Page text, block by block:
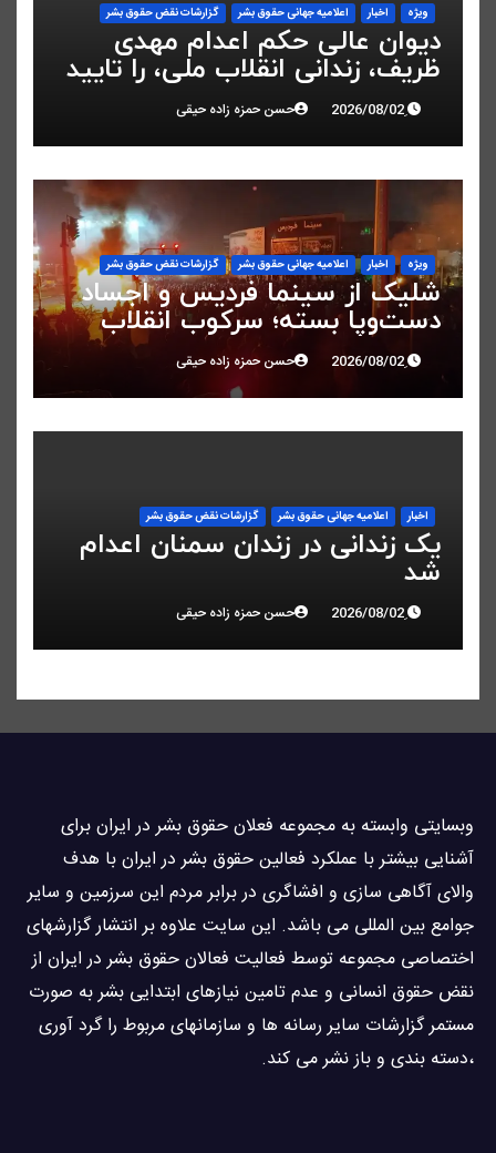
ویژه اخبار اعلاميه جهانی حقوق بشر گزارشات نقض حقوق بشر
دیوان عالی حکم اعدام مهدی
ظریف، زندانی انقلاب ملی، را تایید
کرد حسن حمزه زاده حیقی
ویژه اخبار اعلاميه جهانی حقوق بشر گزارشات نقض حقوق بشر
شلیک از سینما فردیس و اجساد
دست‌وپا بسته؛ سرکوب انقلاب
ملی در البرز حسن حمزه زاده حیقی
اخبار اعلاميه جهانی حقوق بشر گزارشات نقض حقوق بشر
یک زندانی در زندان سمنان اعدام
شد
حسن حمزه زاده حیقی
وبسايتى وابسته به مجموعه فعلان حقوق بشر در ایران برای
آشنایی بيشتر با عملکرد فعالین حقوق بشر در ایران با هدف
والاى آگاهى سازی و افشاگرى در برابر مردم این سرزمین و ساير
جوامع بین المللى می باشد. این سایت علاوه بر انتشار گزارشهای
اختصاصی مجموعه توسط فعاليت فعالان حقوق بشر در ایران از
نقض حقوق انسانی و عدم تامین نیازهای ابتدایی بشر به صورت
مستمر گزارشات سایر رسانه ها و سازمانهای مربوط را گرد آوری
،دسته بندی و باز نشر می كند.